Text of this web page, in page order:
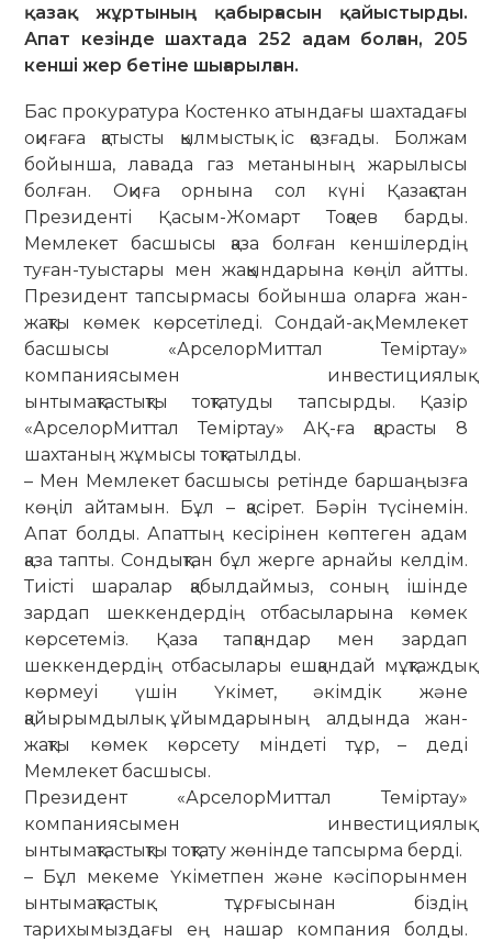
қазақ жұртының қабырғасын қайыстырды.
Апат кезінде шахтада 252 адам болған, 205
кенші жер бетіне шығарылған.
Бас прокуратура Костенко атын­дағы шахтадағы
оқиғаға қатысты қылмыстық іс қозғады. Болжам
бойынша, лавада газ метанының жарылысы
болған. Оқиға орнына сол күні Қазақстан
Президенті Қасым-Жомарт Тоқаев барды.
Мемлекет басшысы қаза болған кеншілердің
туған-туыстары мен жақындарына көңіл айтты.
Президент тапсырмасы бойынша оларға жан-
жақты көмек көрсетіледі. Сондай-ақ Мемлекет
басшысы «АрселорМиттал Темір­тау»
компаниясымен инвести­ция­лық
ынтымақтастықты тоқ­­татуды тапсырды. Қазір
«Арсе­лор­Миттал Теміртау» АҚ-ға қарасты 8
шахтаның жұмысы тоқтатылды.
– Мен Мемлекет басшысы ретінде баршаңызға
көңіл айтамын. Бұл – қасірет. Бәрін түсінемін.
Апат болды. Апаттың кесірінен көптеген адам
қаза тапты. Сондықтан бұл жерге арнайы келдім.
Тиісті шаралар қабылдаймыз, соның ішінде
зардап шеккендердің отбасыларына көмек
көрсетеміз. Қаза тапқандар мен зардап
шеккендердің отбасылары ешқандай мұқтаждық
көрмеуі үшін Үкімет, әкімдік және
қайырымдылық ұйымдарының алдында жан-
жақты көмек көрсету міндеті тұр, – деді
Мемлекет басшысы.
Президент «АрселорМиттал Те­мір­тау»
компаниясымен инвести­циялық
ынтымақтастықты тоқтату жөнінде тапсырма берді.
– Бұл мекеме Үкіметпен және кәсіпорынмен
ынтымақтастық тұр­ғы­сынан біздің
тарихымыздағы ең нашар компания болды.